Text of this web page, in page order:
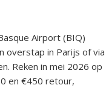
Airport (BIQ)
overstap in Parijs of via
Reken in mei 2026 op
en €450 retour,